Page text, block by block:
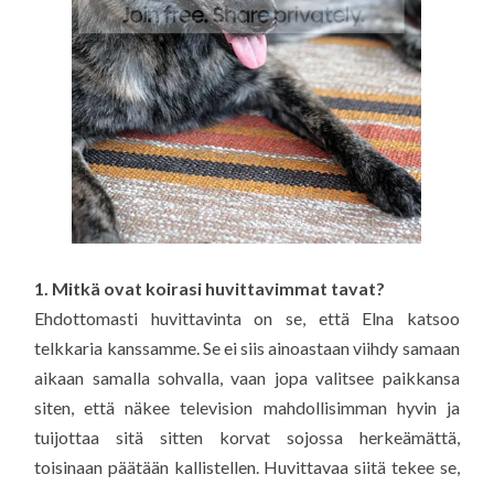
1. Mitkä ovat koirasi huvittavimmat tavat?
Ehdottomasti huvittavinta on se, että Elna katsoo
telkkaria kanssamme. Se ei siis ainoastaan viihdy samaan
aikaan samalla sohvalla, vaan jopa valitsee paikkansa
siten, että näkee television mahdollisimman hyvin ja
tuijottaa sitä sitten korvat sojossa herkeämättä,
toisinaan päätään kallistellen. Huvittavaa siitä tekee se,